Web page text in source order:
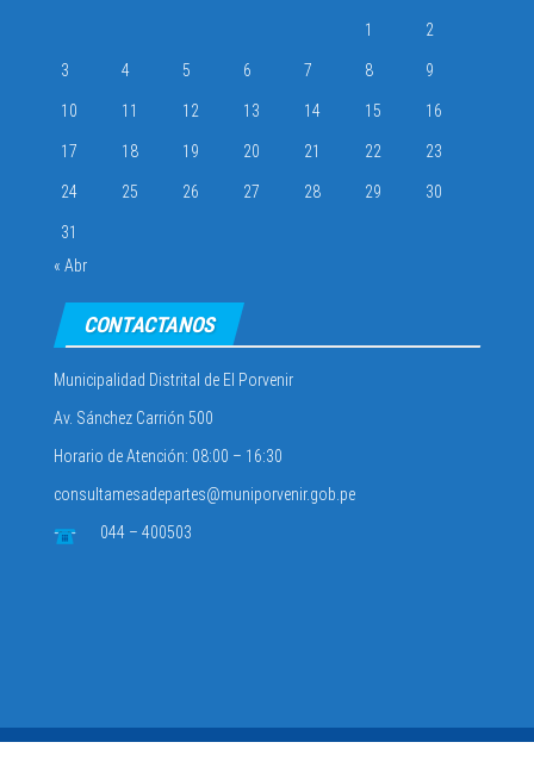
1 2
3 4 5 6 7 8 9
10 11 12 13 14 15 16
17 18 19 20 21 22 23
24 25 26 27 28 29 30
31
« Abr
CONTACTANOS
Municipalidad Distrital de El Porvenir
Av. Sánchez Carrión 500
Horario de Atención: 08:00 – 16:30
consultamesadepartes@muniporvenir.gob.pe
044 – 400503